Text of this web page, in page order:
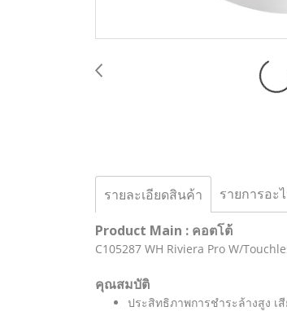
รายละเอียดสินค้า รายการอะ
Product Main : คอตโต้
C105287 WH Riviera Pro W/
คุณสมบัติ
ประสิทธิภาพการชำระล้างสูง เ